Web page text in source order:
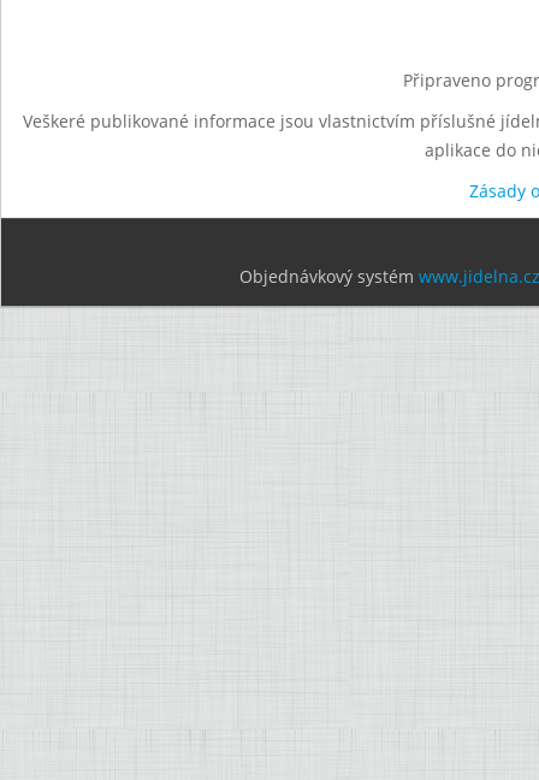
Připraveno
Veškeré publikované informace jsou vlastnictvím příslušné
aplikace do
Zásady
Objednávkový systém www.jidelna.cz